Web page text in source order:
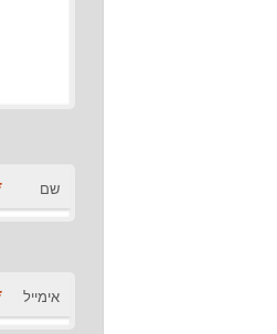
שם
אימייל